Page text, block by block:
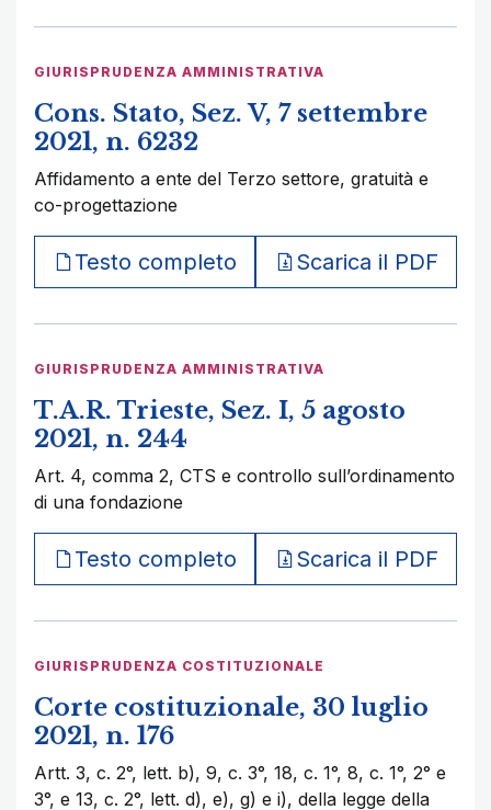
GIURISPRUDENZA AMMINISTRATIVA
Cons. Stato, Sez. V, 7 settembre
2021, n. 6232
Affidamento a ente del Terzo settore, gratuità e
co-progettazione
Testo completo Scarica il PDF
GIURISPRUDENZA AMMINISTRATIVA
T.A.R. Trieste, Sez. I, 5 agosto
2021, n. 244
Art. 4, comma 2, CTS e controllo sull’ordinamento
di una fondazione
Testo completo Scarica il PDF
GIURISPRUDENZA COSTITUZIONALE
Corte costituzionale, 30 luglio
2021, n. 176
Artt. 3, c. 2°, lett. b), 9, c. 3°, 18, c. 1°, 8, c. 1°, 2° e
3°, e 13, c. 2°, lett. d), e), g) e i), della legge della